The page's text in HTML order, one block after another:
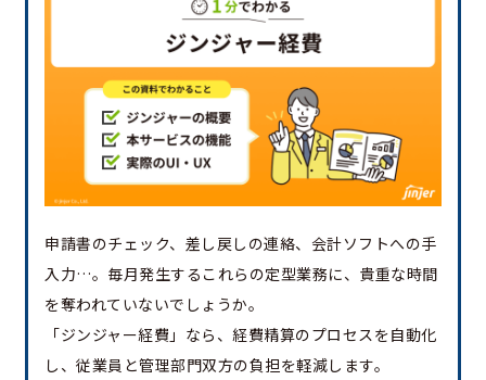
申請書のチェック、差し戻しの連絡、会計ソフトへの手
入力…。毎月発生するこれらの定型業務に、貴重な時間
を奪われていないでしょうか。
「ジンジャー経費」なら、経費精算のプロセスを自動化
し、従業員と管理部門双方の負担を軽減します。